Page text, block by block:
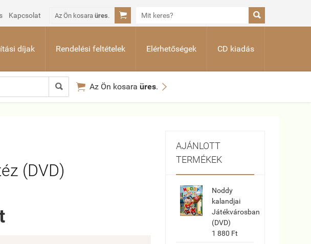
Kapcsolat Az Ön kosara üres.  
díjak Rendelési feltételek Elérhetőségek CD kiadás
  Az Ön kosara üres. 
(DVD)
AJÁNLOTT
TERMÉKEK
Noddy
kalandjai
Játékvárosban
(DVD)
1 880 Ft